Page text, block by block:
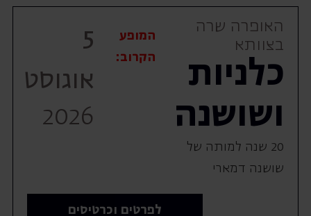
המופע
הקרוב:
5
אוגוסט
2026
האופרה שרה
בצוותא
כלניות
ושושנה
20 שנה למותה של
שושנה דמארי
לפרטים וכרטיסים